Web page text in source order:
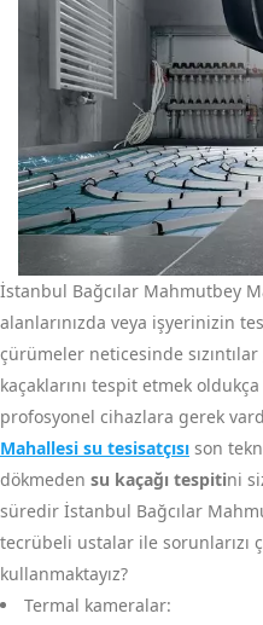
İstanbul Bağcılar Mahmutbey
alanlarınızda veya işyerinizin
çürümeler neticesinde
kaçaklarını tespit etmek
profosyonel cihazlara gerek
Mahallesi su tesisatçısı son
dökmeden su kaçağı tespitini
süredir İstanbul Bağcılar
tecrübeli ustalar ile sorunlarızı
kullanmaktayız?
Termal kameralar: